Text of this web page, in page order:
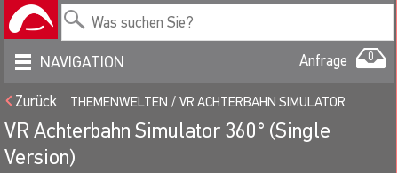
NAVIGATION Anfrage 0
Zurück THEMENWELTEN VR ACHTERBAHN SIMULATOR
VR Achterbahn Simulator 360° (Single
Version)